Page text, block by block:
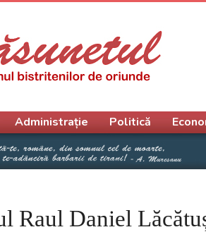
Raul Daniel
Administrație Politică